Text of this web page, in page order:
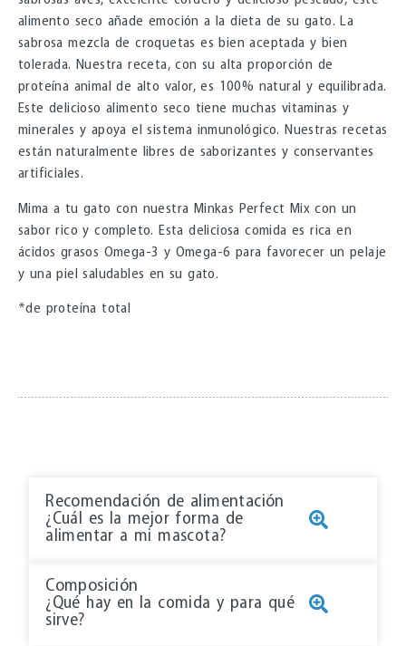
alimento seco añade emoción a la dieta de su gato. La
sabrosa mezcla de croquetas es bien aceptada y bien
tolerada. Nuestra receta, con su alta proporción de
proteína animal de alto valor, es 100% natural y equilibrada.
Este delicioso alimento seco tiene muchas vitaminas y
minerales y apoya el sistema inmunológico. Nuestras recetas
están naturalmente libres de saborizantes y conservantes
artificiales.
Mima a tu gato con nuestra Minkas Perfect Mix con un
sabor rico y completo. Esta deliciosa comida es rica en
ácidos grasos Omega-3 y Omega-6 para favorecer un pelaje
y una piel saludables en su gato.
*de proteína total
Recomendación de alimentación
¿Cuál es la mejor forma de
alimentar a mi mascota?
Composición
¿Qué hay en la comida y para qué
sirve?